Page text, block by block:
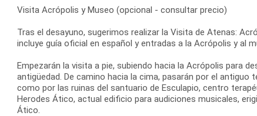
Visita Acrópolis y Museo (opcional - consultar precio)
Tras el desayuno, sugerimos realizar la Visita de Atenas:
incluye guía oficial en español y entradas a la Acrópolis y al
Empezarán la visita a pie, subiendo hacia la Acrópolis para
antigüedad. De camino hacia la cima, pasarán por el antiguo
como por las ruinas del santuario de Esculapio, centro
Herodes Ático, actual edificio para audiciones musicales,
Ático.